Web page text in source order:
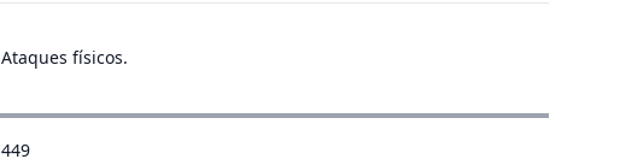
Ataques físicos.
449